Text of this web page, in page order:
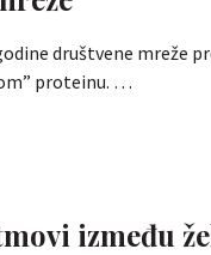
društvene mreže
proteinu. …
između